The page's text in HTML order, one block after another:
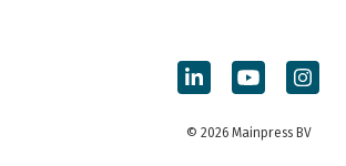
© 2026 Mainpress BV